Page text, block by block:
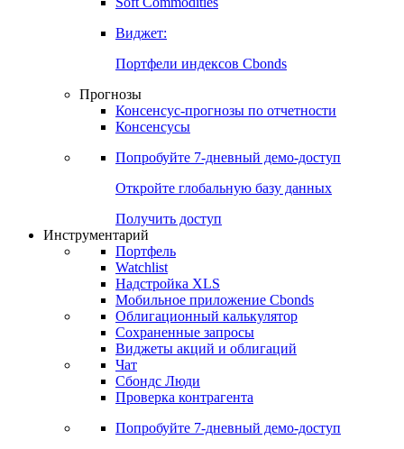
Виджет:
Портфели индексов Cbonds
Прогнозы
Консенсус-прогнозы по отчетности
Консенсусы
Попробуйте 7-дневный демо-доступ
Откройте глобальную базу данных
Получить доступ
Инструментарий
Портфель
Watchlist
Надстройка XLS
Мобильное приложение Cbonds
Облигационный калькулятор
Сохраненные запросы
Виджеты акций и облигаций
Чат
Сбондс Люди
Проверка контрагента
Попробуйте 7-дневный демо-доступ